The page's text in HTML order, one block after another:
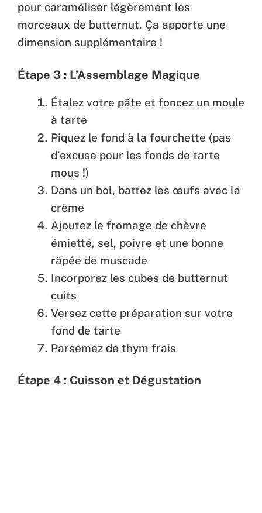
pour caraméliser légèrement les
morceaux de butternut. Ça apporte une
dimension supplémentaire !
Étape 3 : L’Assemblage Magique
Étalez votre pâte et foncez un moule
à tarte
Piquez le fond à la fourchette (pas
d’excuse pour les fonds de tarte
mous !)
Dans un bol, battez les œufs avec la
crème
Ajoutez le fromage de chèvre
émietté, sel, poivre et une bonne
râpée de muscade
Incorporez les cubes de butternut
cuits
Versez cette préparation sur votre
fond de tarte
Parsemez de thym frais
Étape 4 : Cuisson et Dégustation